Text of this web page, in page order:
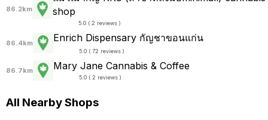
86.2km
shop
5.0 ( 2 reviews )
86.4km Enrich Dispensary กัญชาขอนแก่น
5.0 ( 72 reviews )
86.7km Mary Jane Cannabis & Coffee
5.0 ( 2 reviews )
All Nearby Shops